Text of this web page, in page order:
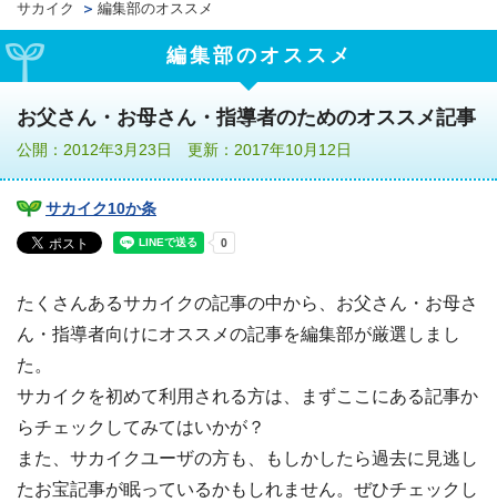
サカイク 編集部のオススメ
編集部のオススメ
お父さん・お母さん・指導者のためのオススメ記事
公開：2012年3月23日 更新：2017年10月12日
サカイク10か条
たくさんあるサカイクの記事の中から、お父さん・お母さ
ん・指導者向けにオススメの記事を編集部が厳選しまし
た。
サカイクを初めて利用される方は、まずここにある記事か
らチェックしてみてはいかが？
また、サカイクユーザの方も、もしかしたら過去に見逃し
たお宝記事が眠っているかもしれません。ぜひチェックし